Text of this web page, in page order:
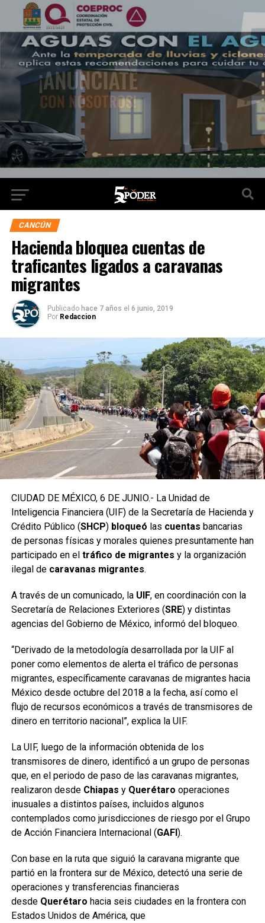
CANCÚN
Hacienda bloquea cuentas de
traficantes ligados a caravanas
migrantes
Publicado hace 7 años el 6 junio, 2019
Por Redaccion
CIUDAD DE MÉXICO, 6 DE JUNIO.- La Unidad de
Inteligencia Financiera (UIF) de la Secretaría de Hacienda y
Crédito Público (SHCP) bloqueó las cuentas bancarias
de personas físicas y morales quienes presuntamente han
participado en el tráfico de migrantes y la organización
ilegal de caravanas migrantes.
A través de un comunicado, la UIF, en coordinación con la
Secretaría de Relaciones Exteriores (SRE) y distintas
agencias del Gobierno de México, informó del bloqueo.
“Derivado de la metodología desarrollada por la UIF al
poner como elementos de alerta el tráfico de personas
migrantes, específicamente caravanas de migrantes hacia
México desde octubre del 2018 a la fecha, así como el
flujo de recursos económicos a través de transmisores de
dinero en territorio nacional”, explica la UIF.
La UIF, luego de la información obtenida de los
transmisores de dinero, identificó a un grupo de personas
que, en el periodo de paso de las caravanas migrantes,
realizaron desde Chiapas y Querétaro operaciones
inusuales a distintos países, incluidos algunos
contemplados como jurisdicciones de riesgo por el Grupo
de Acción Financiera Internacional (GAFI).
Con base en la ruta que siguió la caravana migrante que
partió en la frontera sur de México, detectó una serie de
operaciones y transferencias financieras
desde Querétaro hacia seis ciudades en la frontera con
Estados Unidos de América, que